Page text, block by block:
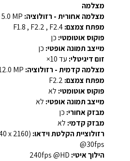
מצלמה
מצלמה אחורית - רזולוציה:
מפתח צמצם:
פוקוס אוטומטי: כן
מייצב תמונה אופטי: כן
זום דיגיטלי: עד 10×
מצלמה קדמית - רזולוציה:
מפתח צמצם:
פוקוס אוטומטי: לא
מייצב תמונה אופטי: לא
מבזק אחורי: כן
מבזק קדמי: לא
רזולוציית הקלטת וידאו: x 2160)
@30fps‎
הילוך איטי: